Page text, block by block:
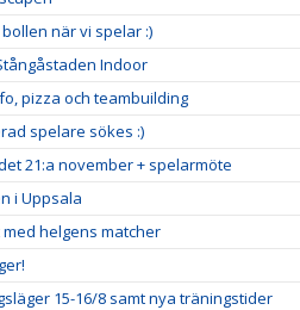
när vi spelar :)
Indoor
pizza och teambuilding
spelare sökes :)
21:a november + spelarmöte
i Uppsala
helgens matcher
15-16/8 samt nya träningstider